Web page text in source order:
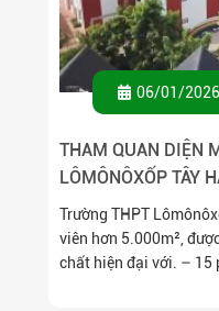
06/01/2026
THAM QUAN DIỆN
LÔMÔNÔXỐP TÂY
Trường THPT
viên hơn 5.000m²,
chất hiện đại với. – 15